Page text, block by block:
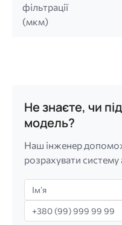
фільтрації
(мкм)
Не знаєте, чи
модель?
Наш інженер
розрахувати
Імʼя
Телефон